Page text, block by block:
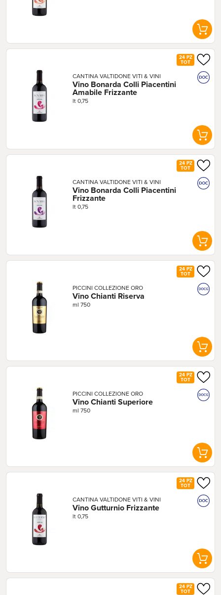
24 PZ
TOT
CANTINA VALTIDONE VITI & VINI
Vino Bonarda Colli Piacentini
Amabile Frizzante
lt 0,75
24 PZ
TOT
CANTINA VALTIDONE VITI & VINI
Vino Bonarda Colli Piacentini
Frizzante
lt 0,75
24 PZ
TOT
PICCINI COLLEZIONE ORO
Vino Chianti Riserva
ml 750
24 PZ
TOT
PICCINI COLLEZIONE ORO
Vino Chianti Superiore
ml 750
24 PZ
TOT
CANTINA VALTIDONE VITI & VINI
Vino Gutturnio Frizzante
lt 0,75
24 PZ
TOT